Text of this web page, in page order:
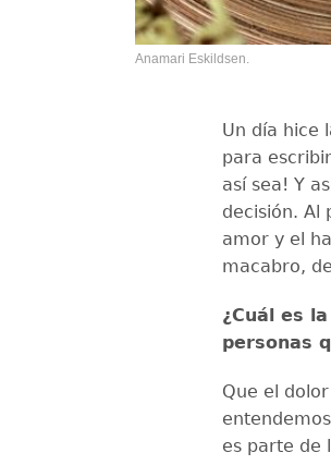
Anamari Eskildsen.
Un día hice
para
así sea! Y
decisión. Al
amor y el
macabro,
¿Cuál es
personas
Que el
es parte de